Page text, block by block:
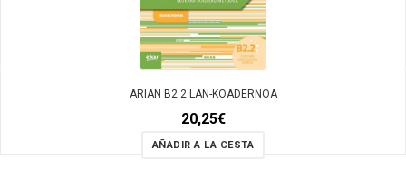
ARIAN B2.2 LAN-KOADERNOA
20,25€
AÑADIR A LA CESTA